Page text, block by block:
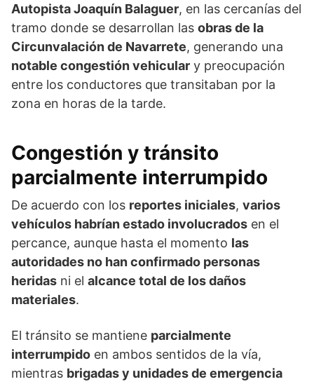
Autopista Joaquín Balaguer, en las cercanías del
tramo donde se desarrollan las obras de la
Circunvalación de Navarrete, generando una
notable congestión vehicular y preocupación
entre los conductores que transitaban por la
zona en horas de la tarde.
Congestión y tránsito
parcialmente interrumpido
De acuerdo con los reportes iniciales, varios
vehículos habrían estado involucrados en el
percance, aunque hasta el momento las
autoridades no han confirmado personas
heridas ni el alcance total de los daños
materiales.
El tránsito se mantiene parcialmente
interrumpido en ambos sentidos de la vía,
mientras brigadas y unidades de emergencia